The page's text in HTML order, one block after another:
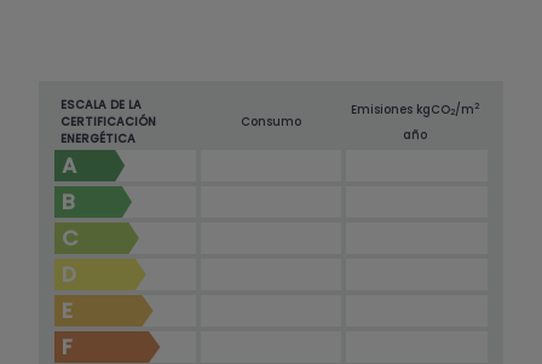
ESCALA DE LA
CERTIFICACIÓN
ENERGÉTICA
Consumo
Emisiones kgCO2/m2
año
A
B
C
D
E
F